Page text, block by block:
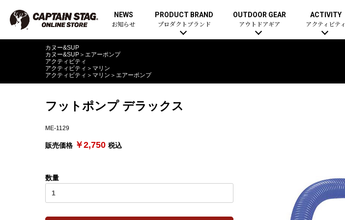
NEWS
お知らせ
PRODUCT BRAND
プロダクトブランド
OUTDOOR GEAR
アウトドアギア
ACTIVITY
アクティビティ
カヌー&SUP
カヌー&SUP ＞ エアーポンプ
アクティビティ
アクティビティ ＞ マリン
アクティビティ ＞ マリン ＞ エアーポンプ
フットポンプ デラックス
ME-1129
販売価格 ￥2,750 税込
数量